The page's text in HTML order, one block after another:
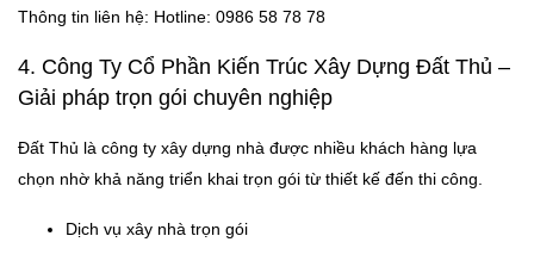
Thông tin liên hệ: Hotline: 0986 58 78 78
4. Công Ty Cổ Phần Kiến Trúc Xây Dựng Đất Thủ –
Giải pháp trọn gói chuyên nghiệp
Đất Thủ là công ty xây dựng nhà được nhiều khách hàng lựa
chọn nhờ khả năng triển khai trọn gói từ thiết kế đến thi công.
Dịch vụ xây nhà trọn gói